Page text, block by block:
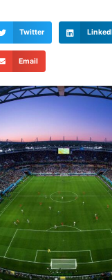
Twitter
Email